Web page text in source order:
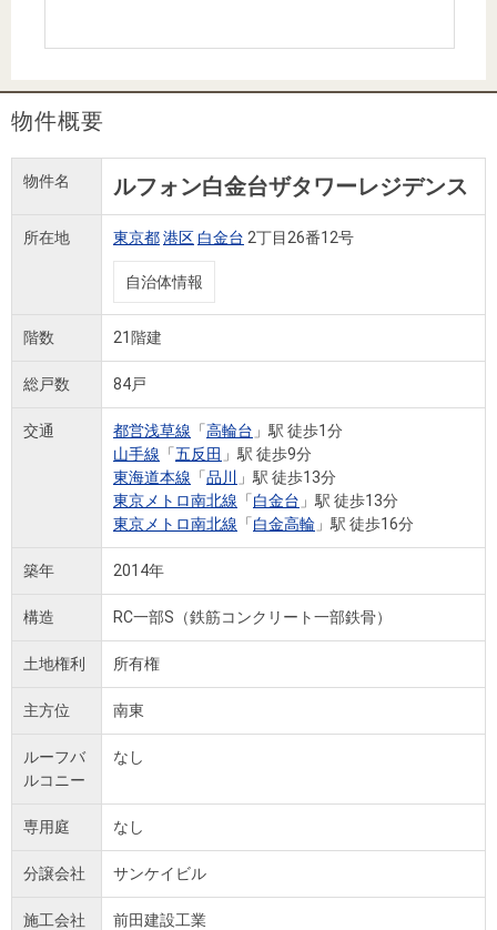
税金の本
ック）
物件概要
物件名 ルフォン白金台ザタワーレジデンス
所在地 東京都港区 白金台 2丁目26番12号
自治体情報
階数 21階建
総戸数 84戸
交通 都営浅草線 「高輪台 」駅 徒歩1分
山手線 「五反田 」駅 徒歩9分
東海道本線 「品川
」駅 徒歩13分
東京メトロ南北線 「白金台 」駅 徒歩13分
東京メトロ南北線 「白金高輪 」駅 徒歩16分
築年 2014年
構造 RC一部S（鉄筋コンクリート一部鉄骨）
土地権利 所有権
主方位 南東
ルーフバ
ルコニー
なし
専用庭 なし
分譲会社 サンケイビル
施工会社 前田建設工業